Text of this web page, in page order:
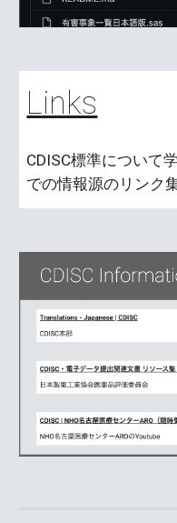
Links
CDISC標準について
での情報源のリンク